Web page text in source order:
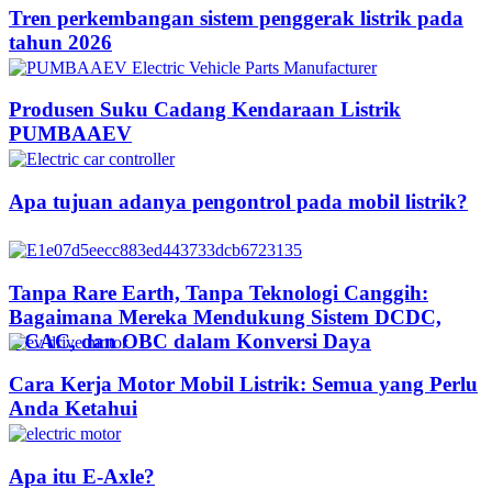
Tren perkembangan sistem penggerak listrik pada
tahun 2026
Produsen Suku Cadang Kendaraan Listrik
PUMBAAEV
Apa tujuan adanya pengontrol pada mobil listrik?
Tanpa Rare Earth, Tanpa Teknologi Canggih:
Bagaimana Mereka Mendukung Sistem DCDC,
DCAC, dan OBC dalam Konversi Daya
Cara Kerja Motor Mobil Listrik: Semua yang Perlu
Anda Ketahui
Apa itu E-Axle?